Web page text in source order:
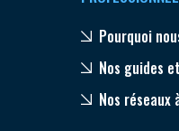
Pourquoi
Nos guides
Nos